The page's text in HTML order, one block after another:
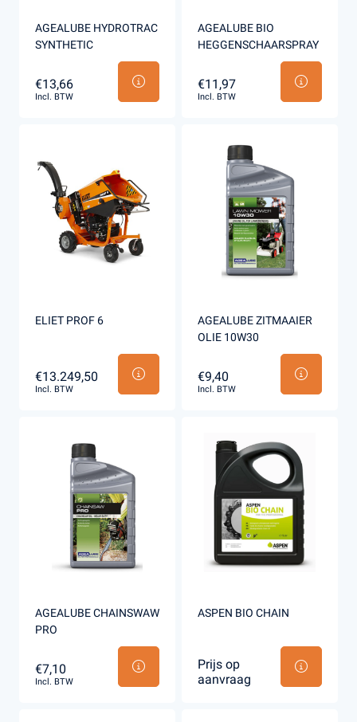
AGEALUBE HYDROTRAC
SYNTHETIC
€13,66
Incl. BTW
AGEALUBE BIO
HEGGENSCHAARSPRAY
€11,97
Incl. BTW
ELIET PROF 6
€13.249,50
Incl. BTW
AGEALUBE ZITMAAIER
OLIE 10W30
€9,40
Incl. BTW
AGEALUBE CHAINSWAW
PRO
€7,10
Incl. BTW
ASPEN BIO CHAIN
Prijs op
aanvraag